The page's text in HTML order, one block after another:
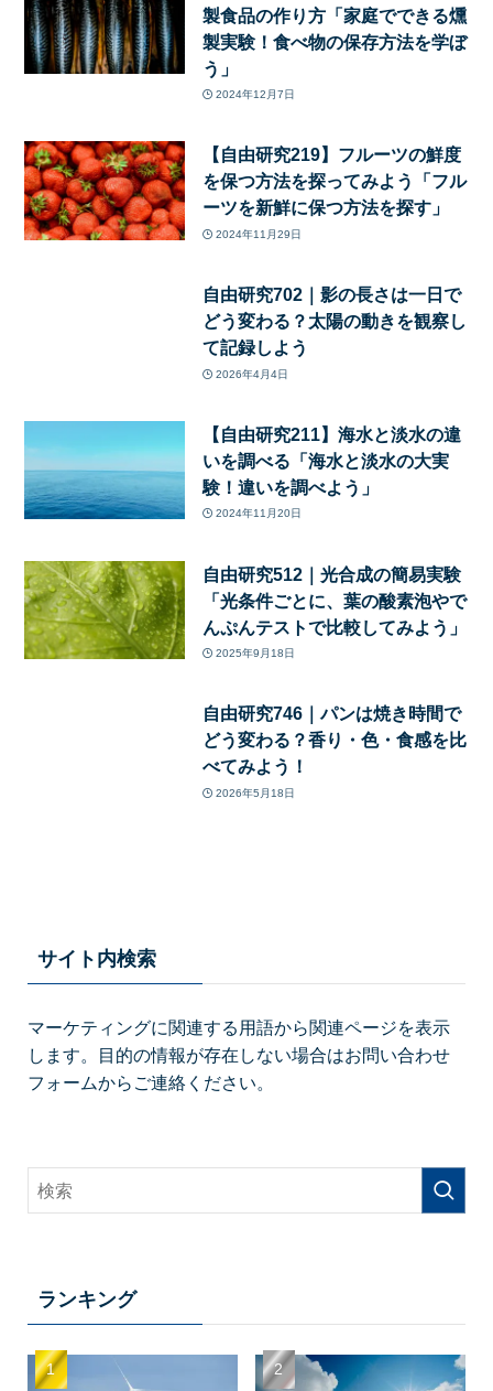
製食品の作り方「家庭でできる燻
製実験！食べ物の保存方法を学ぼ
う」
2024年12月7日
【自由研究219】フルーツの鮮度
を保つ方法を探ってみよう「フル
ーツを新鮮に保つ方法を探す」
2024年11月29日
自由研究702｜影の長さは一日で
どう変わる？太陽の動きを観察し
て記録しよう
2026年4月4日
【自由研究211】海水と淡水の違
いを調べる「海水と淡水の大実
験！違いを調べよう」
2024年11月20日
自由研究512｜光合成の簡易実験
「光条件ごとに、葉の酸素泡やで
んぷんテストで比較してみよう」
2025年9月18日
自由研究746｜パンは焼き時間で
どう変わる？香り・色・食感を比
べてみよう！
2026年5月18日
サイト内検索
マーケティングに関連する用語から関連ページを表示
します。目的の情報が存在しない場合はお問い合わせ
フォームからご連絡ください。
ランキング